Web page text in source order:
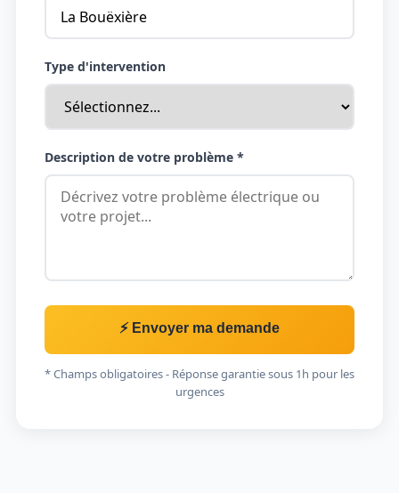
Type d'intervention
Description de votre problème *
⚡ Envoyer ma demande
* Champs obligatoires - Réponse garantie sous 1h pour les
urgences